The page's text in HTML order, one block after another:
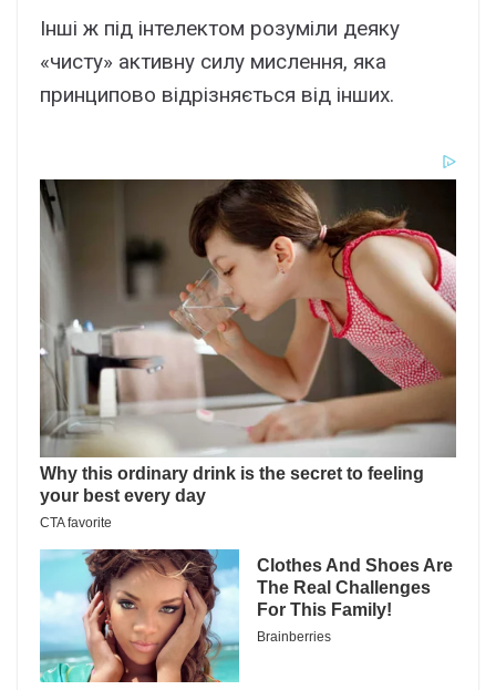
Інші ж під інтелектом розуміли деяку
«чисту» активну силу мислення, яка
принципово відрізняється від інших.